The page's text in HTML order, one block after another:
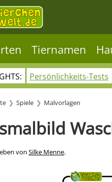
Tiernamen
Persönlichkeits-Tests
Spiele Malvorlagen
von Silke Menne.